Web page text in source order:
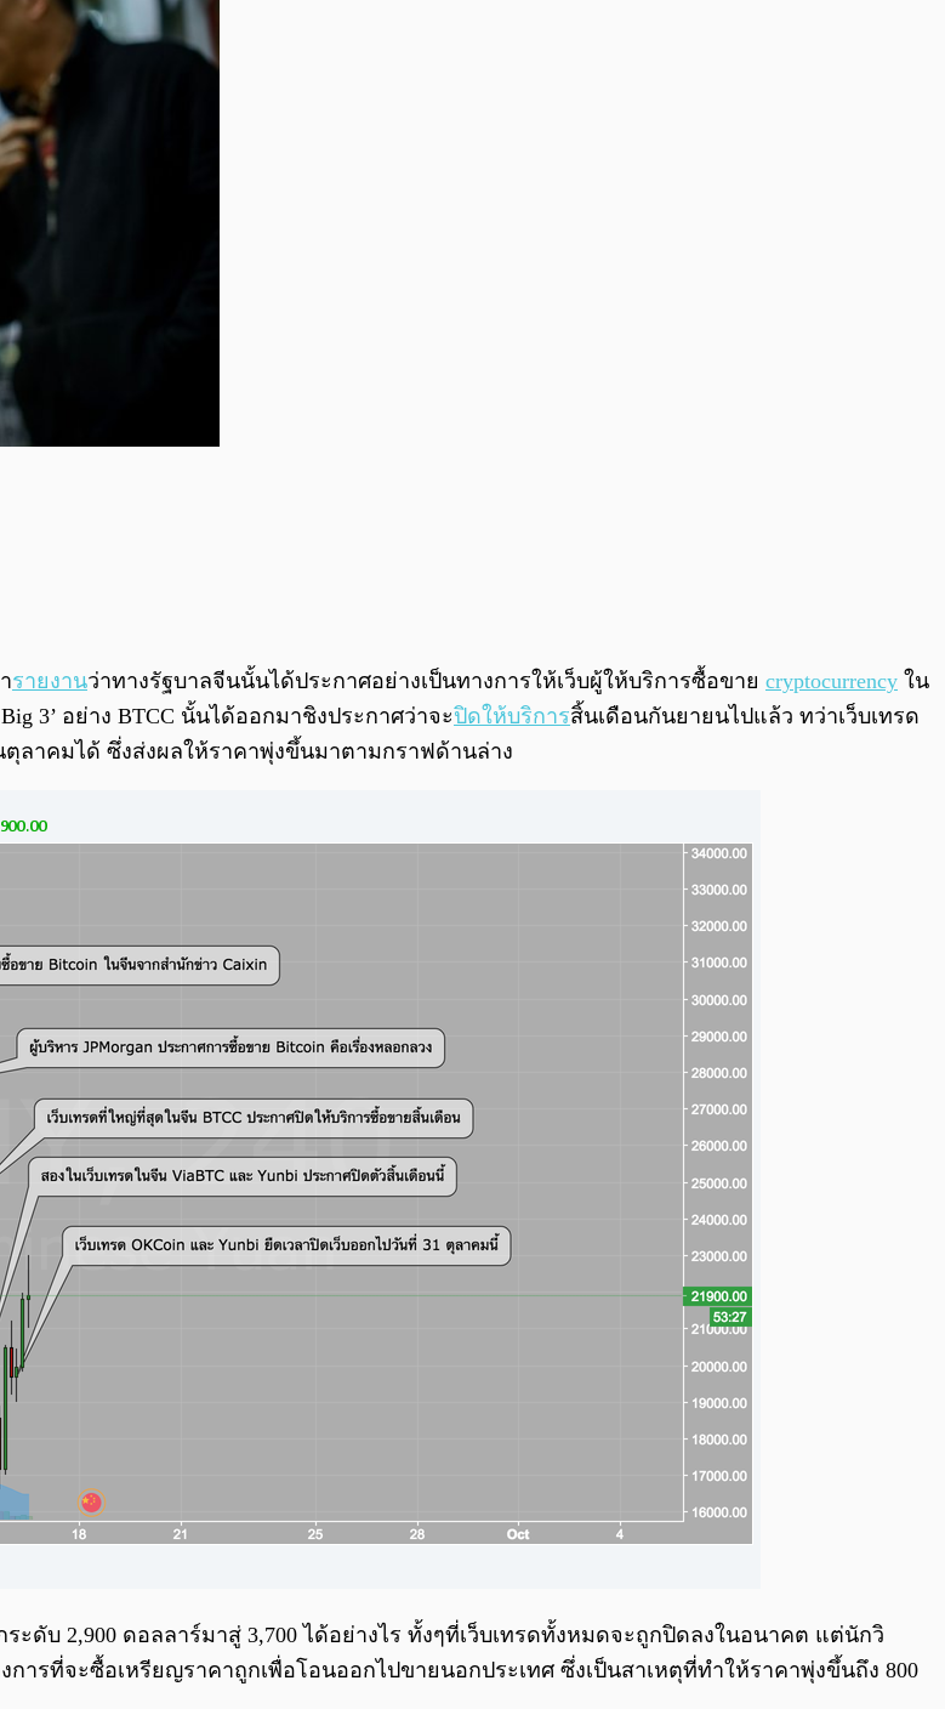
รายงานว่าทางรัฐบาลจีนนั้นได้ประกาศอย่างเป็นทางการให้เว็บผู้ให้บริการซื้อขาย cryptocurrency ใน
3’ อย่าง BTCC นั้นได้ออกมาชิงประกาศว่าจะปิดให้บริการสิ้นเดือนกันยายนไปแล้ว ทว่าเว็บเทรด
ตุลาคมได้ ซึ่งส่งผลให้ราคาพุ่งขึ้นมาตามกราฟด้านล่าง
ะดับ 2,900 ดอลลาร์มาสู่ 3,700 ได้อย่างไร ทั้งๆที่เว็บเทรดทั้งหมดจะถูกปิดลงในอนาคต แต่นักวิ
ารที่จะซื้อเหรียญราคาถูกเพื่อโอนออกไปขายนอกประเทศ ซึ่งเป็นสาเหตุที่ทำให้ราคาพุ่งขึ้นถึง 800